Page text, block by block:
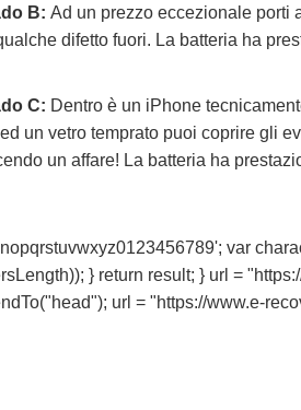
B: Ad un prezzo eccezionale porti
difetto fuori. La batteria ha
C: Dentro è un iPhone
un vetro temprato puoi coprire gli
un affare! La batteria ha
var
} return result; } url =
url = "https://www.e-